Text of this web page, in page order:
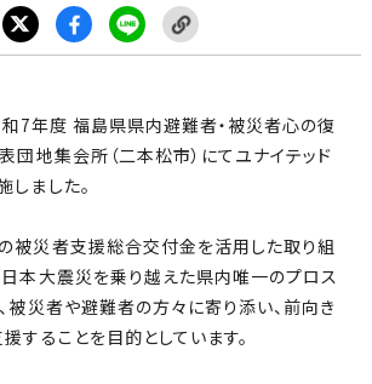
イベント
チケット
農業部
まちづくり
7年度 福島県県内避難者・被災者心の復
団地集会所（二本松市）にてユナイテッド
ました。
被災者支援総合交付金を活用した取り組
日本大震災を乗り越えた県内唯一のプロス
被災者や避難者の方々に寄り添い、前向き
することを目的としています。